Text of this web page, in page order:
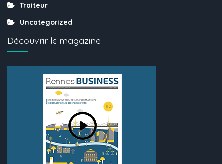
Traiteur
Uncategorized
Découvrir le magazine